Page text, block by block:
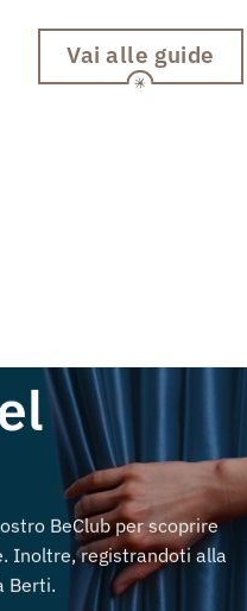
Vai alle guide
BeClub per scoprire
Inoltre, registrandoti alla
Berti.